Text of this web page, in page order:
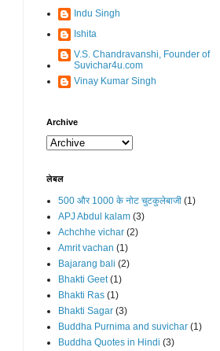
Indu Singh
Ishita
V.S. Chandravanshi, Founder of
Suvichar4u.com
Vinay Kumar Singh
Archive
लेबल
500 और 1000 के नोट चुटकुलेबाजी (1)
APJ Abdul kalam (3)
Achchhe vichar (2)
Amrit vachan (1)
Bajarang bali (2)
Bhakti Geet (1)
Bhakti Ras (1)
Bhakti Sagar (3)
Buddha Purnima and suvichar (1)
Buddha Quotes in Hindi (3)